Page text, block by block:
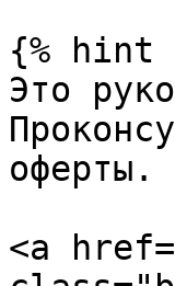
{% hint
Это
оферты.
<a